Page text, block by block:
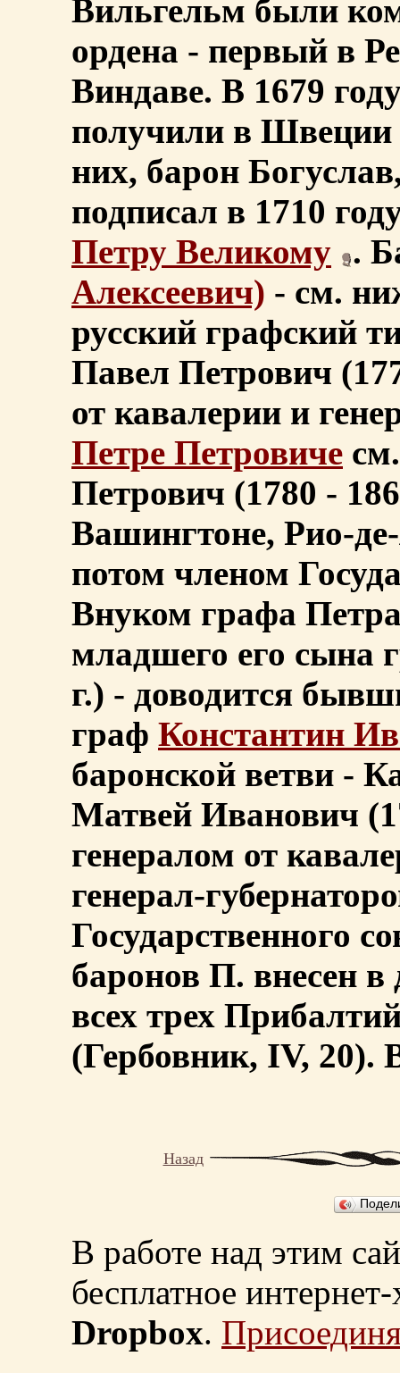
Вильгельм были
ордена - первый в
Виндаве. В 1679
получили в Швеции
них, барон
подписал в 1710
Петру Великому .
Алексеевич) - см.
русский графский
Павел Петрович
от кавалерии и
Петре Петровиче
Петрович (1780 -
Вашингтоне, Рио-
потом членом
Внуком графа
младшего его сына
г.) - доводится
граф Константин
баронской ветви -
Матвей Иванович
генералом от
генерал-
Государственного
баронов П. внесен
всех трех
(Гербовник, IV, 20).
Назад
В работе над этим
бесплатное
Dropbox.